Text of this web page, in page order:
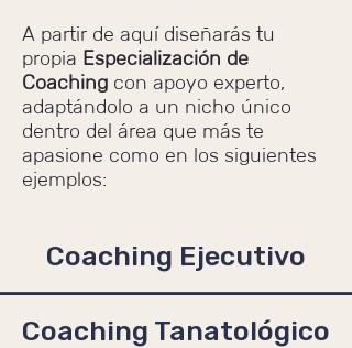
A partir de aquí diseñarás tu
propia Especialización de
Coaching con apoyo experto,
adaptándolo a un nicho único
dentro del área que más te
apasione como en los siguientes
ejemplos:
Coaching Ejecutivo
Coaching Tanatológico